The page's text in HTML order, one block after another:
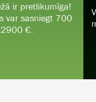
ir pretlikumīga!
var sasniegt 700
€.